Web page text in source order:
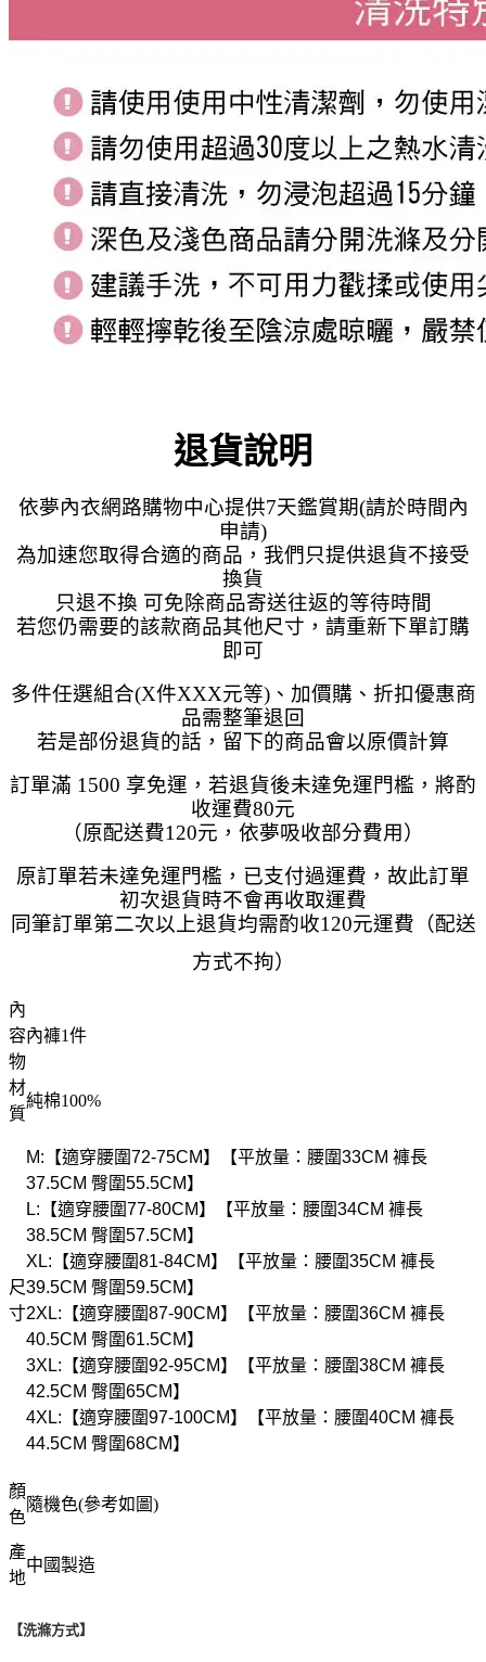
退貨說明
依夢內衣網路購物中心提供7天鑑賞期(請於時間內
申請)
為加速您取得合適的商品，我們只提供退貨不接受
換貨
只退不換 可免除商品寄送往返的等待時間
若您仍需要的該款商品其他尺寸，請重新下單訂購
即可
多件任選組合(X件XXX元等)、加價購、折扣優惠商
品需整筆退回
若是部份退貨的話，留下的商品會以原價計算
訂單滿 1500 享免運，若退貨後未達免運門檻，將酌
收運費80元
（原配送費120元，依夢吸收部分費用）
原訂單若未達免運門檻，已支付過運費，故此訂單
初次退貨時不會再收取運費
同筆訂單第二次以上退貨均需酌收120元運費（配送
方式不拘）
內
容
物
內褲1件
材
質
純棉100%
尺
寸
M:【適穿腰圍72-75CM】【平放量：腰圍33CM 褲長
37.5CM 臀圍55.5CM】
L:【適穿腰圍77-80CM】【平放量：腰圍34CM 褲長
38.5CM 臀圍57.5CM】
XL:【適穿腰圍81-84CM】【平放量：腰圍35CM 褲長
39.5CM 臀圍59.5CM】
2XL:【適穿腰圍87-90CM】【平放量：腰圍36CM 褲長
40.5CM 臀圍61.5CM】
3XL:【適穿腰圍92-95CM】【平放量：腰圍38CM 褲長
42.5CM 臀圍65CM】
4XL:【適穿腰圍97-100CM】【平放量：腰圍40CM 褲長
44.5CM 臀圍68CM】
顏
色
隨機色(參考如圖)
產
地
中國製造
【洗滌方式】